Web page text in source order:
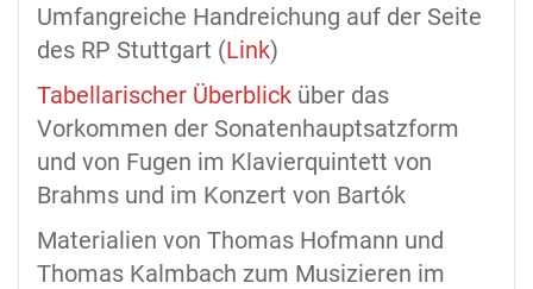
Umfangreiche Handreichung auf der Seite
des RP Stuttgart (Link)
Tabellarischer Überblick über das
Vorkommen der Sonatenhauptsatzform
und von Fugen im Klavierquintett von
Brahms und im Konzert von Bartók
Materialien von Thomas Hofmann und
Thomas Kalmbach zum Musizieren im